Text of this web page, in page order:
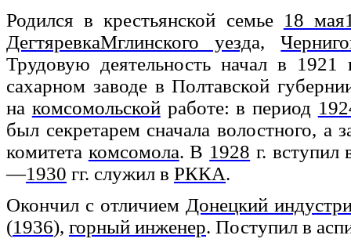
Родился в крестьянской семье 18 мая
ДегтяревкаМглинского уезда,
Трудовую деятельность начал в 1921
сахарном заводе в Полтавской
на комсомольскойработе: в период
был секретарем сначала волостного, а
комитета комсомола. В 1928 г. вступил
—1930 гг. служил в РККА.
Окончил с отличием Донецкий
(1936), горный инженер. Поступил в